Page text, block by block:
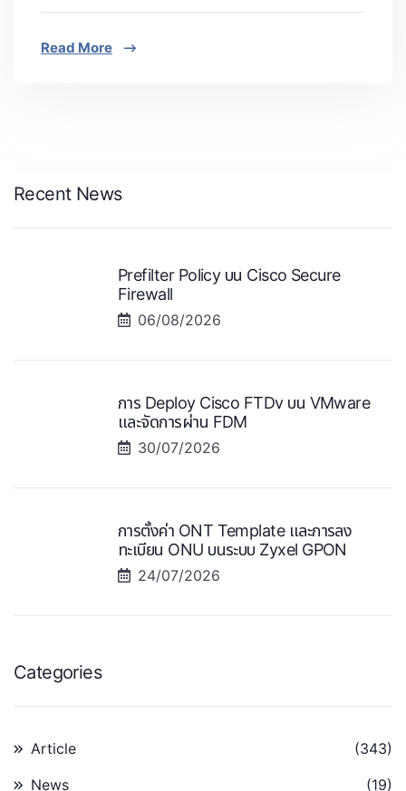
Read More
Recent News
Prefilter Policy บน Cisco Secure
Firewall
06/08/2026
การ Deploy Cisco FTDv บน VMware
และจัดการผ่าน FDM
30/07/2026
การตั้งค่า ONT Template และการลง
ทะเบียน ONU บนระบบ Zyxel GPON
24/07/2026
Categories
Article (343)
News (19)